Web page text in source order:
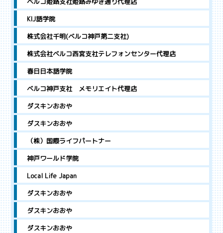
KIJ語学院
株式会社千明(ベルコ神戸第二支社)
株式会社ベルコ西宮支社テレフォンセンター代理店
春日日本語学院
ベルコ神戸支社 メモリエイト代理店
ダスキンおおや
ダスキンおおや
（株）国際ライフパートナー
神戸ワールド学院
Local Life Japan
ダスキンおおや
ダスキンおおや
ダスキンおおや